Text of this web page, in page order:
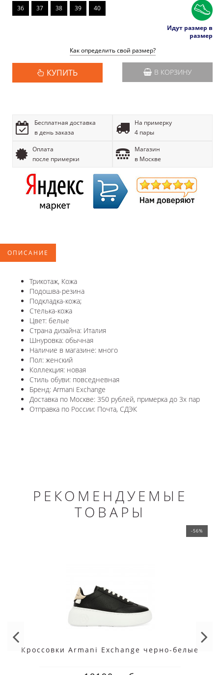
36 37 38 39 40
Идут размер в
размер
Как определить свой размер?
КУПИТЬ В КОРЗИНУ
Бесплатная доставка
в день заказа
На примерку
4 пары
Оплата
после примерки
Магазин
в Москве
ОПИСАНИЕ
Трикотаж, Кожа
Подошва-резина
Подкладка-кожа;
Стелька-кожа
Цвет: белые
Страна дизайна: Италия
Шнуровка: обычная
Наличие в магазине: много
Пол: женский
Коллекция: новая
Стиль обуви: повседневная
Бренд: Armani Exchange
Доставка по Москве: 350 рублей, примерка до 3х пар
Отправка по России: Почта, СДЭК
РЕКОМЕНДУЕМЫЕ
ТОВАРЫ
-56%
Кроссовки Armani Exchange черно-белые